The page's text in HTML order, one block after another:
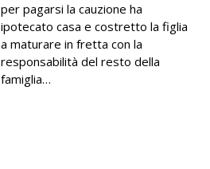
per pagarsi la cauzione ha
ipotecato casa e costretto la figlia
a maturare in fretta con la
responsabilità del resto della
famiglia…